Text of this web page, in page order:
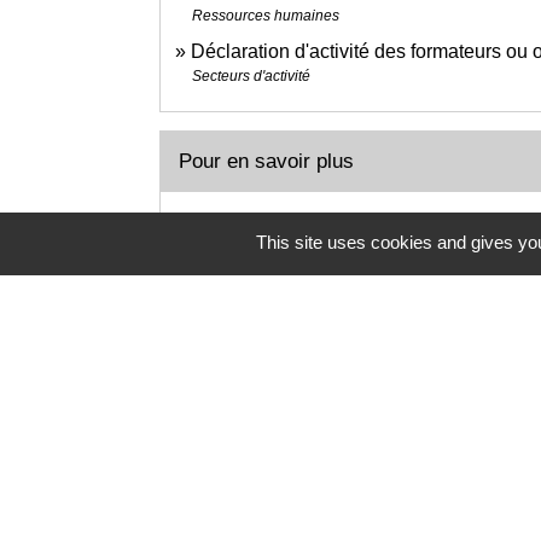
Ressources humaines
Déclaration d'activité des formateurs ou
Secteurs d'activité
Pour en savoir plus
Agefice Formation des indépendants :
Association de gestion du financement de la
This site uses cookies and gives